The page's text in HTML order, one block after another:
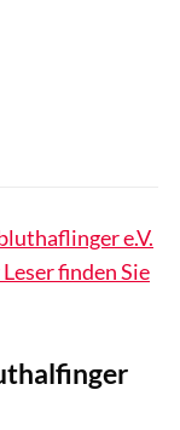
e.V.
finden Sie
fotodesign.com